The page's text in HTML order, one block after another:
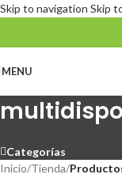
Skip to navigation Skip
MENU
Categorías
Inicio/Tienda/